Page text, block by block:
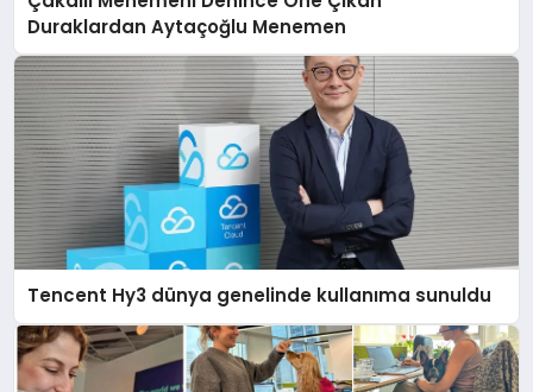
Duraklardan Aytaçoğlu Menemen
Tencent Hy3 dünya genelinde kullanıma sunuldu